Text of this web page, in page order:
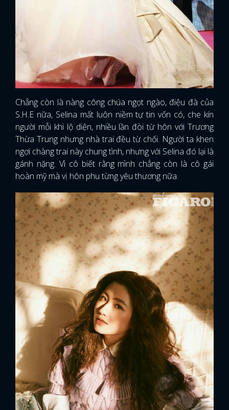
Chẳng còn là nàng công chúa ngọt ngào, điệu đà của
S.H.E nữa, Selina mất luôn niềm tự tin vốn có, che kín
người mỗi khi lộ diện, nhiều lần đòi từ hôn với Trương
Thừa Trung nhưng nhà trai đều từ chối. Người ta khen
ngợi chàng trai này chung tình, nhưng với Selina đó lại là
gánh nặng. Vì cô biết rằng mình chẳng còn là cô gái
hoàn mỹ mà vị hôn phu từng yêu thương nữa.